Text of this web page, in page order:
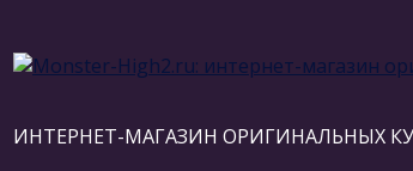
ИНТЕРНЕТ-МАГАЗИН ОРИГИНАЛЬНЫХ